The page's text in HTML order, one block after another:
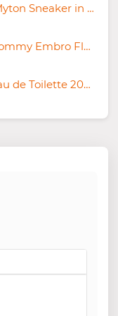
👟💨 Skechers Squad SR Myton Sneaker in Schwarz für 39,95€ (statt 75€)
⚪️👕 Tommy Hilfiger BT-Tommy Embro Flag T-Shirt ab 15,89€ (statt 30€)
🌸 Calvin Klein: CK One Eau de Toilette 200ml für 27,99€ (statt 31€)